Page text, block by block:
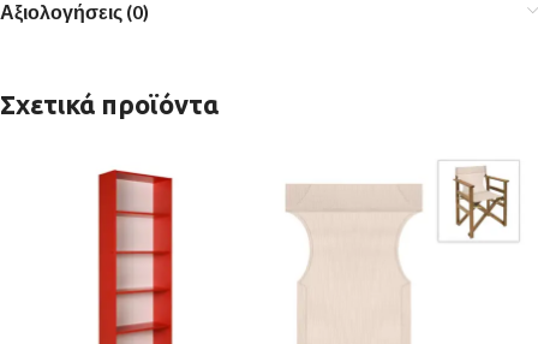
Αξιολογήσεις (0)
Σχετικά προϊόντα